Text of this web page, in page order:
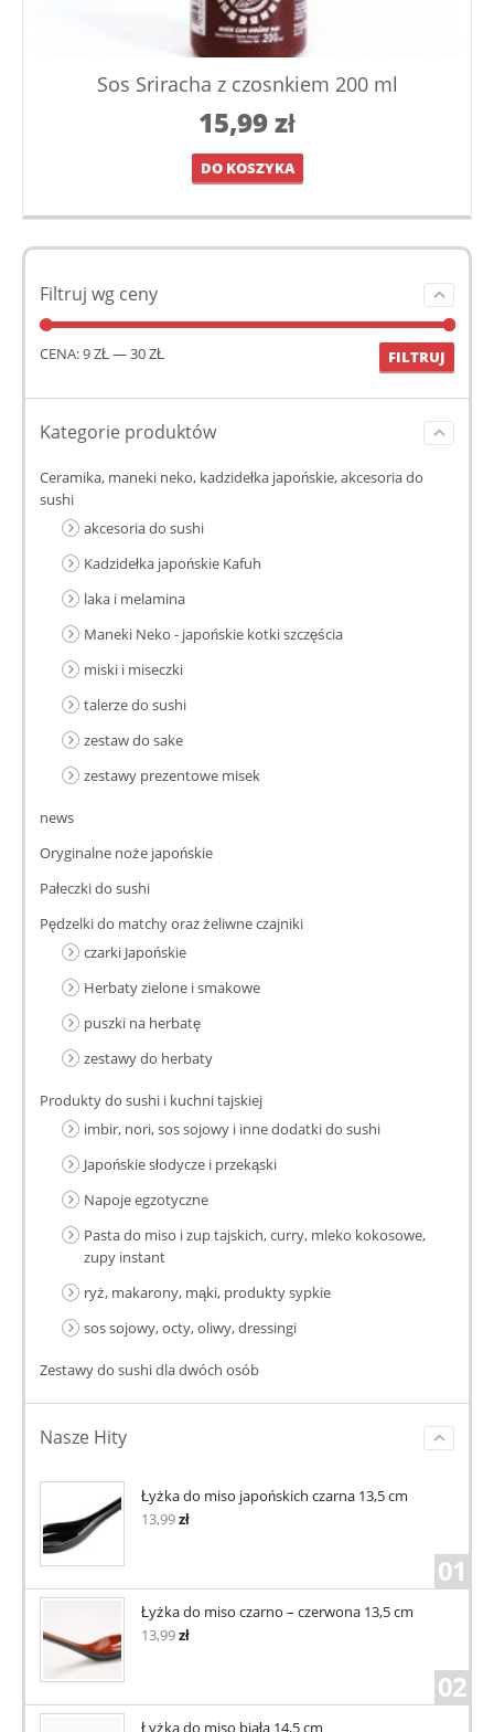
Sos Sriracha z czosnkiem 200 ml
15,99zł
DO KOSZYKA
Filtruj wg ceny
FILTRUJ
CENA:9 ZŁ—30 ZŁ
Kategorie produktów
Ceramika, maneki neko, kadzidełka japońskie, akcesoria do
sushi
akcesoria do sushi
Kadzidełka japońskie Kafuh
laka i melamina
Maneki Neko - japońskie kotki szczęścia
miski i miseczki
talerze do sushi
zestaw do sake
zestawy prezentowe misek
news
Oryginalne noże japońskie
Pałeczki do sushi
Pędzelki do matchy oraz żeliwne czajniki
czarki Japońskie
Herbaty zielone i smakowe
puszki na herbatę
zestawy do herbaty
Produkty do sushi i kuchni tajskiej
imbir, nori, sos sojowy i inne dodatki do sushi
Japońskie słodycze i przekąski
Napoje egzotyczne
Pasta do miso i zup tajskich, curry, mleko kokosowe,
zupy instant
ryż, makarony, mąki, produkty sypkie
sos sojowy, octy, oliwy, dressingi
Zestawy do sushi dla dwóch osób
Nasze Hity
Łyżka do miso japońskich czarna 13,5 cm
13,99zł
01
Łyżka do miso czarno – czerwona 13,5 cm
13,99zł
02
Łyżka do miso biała 14,5 cm